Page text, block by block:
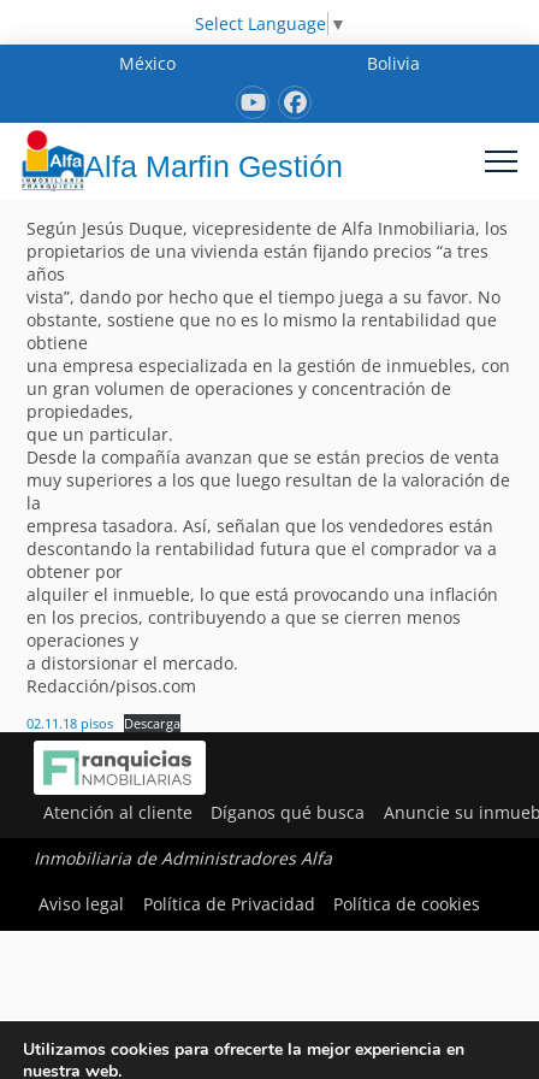
Select Language ▼
México
Bolivia
Alfa Marfin Gestión
Según Jesús Duque, vicepresidente de Alfa Inmobiliaria, los
propietarios de una vivienda están fijando precios “a tres
años
vista”, dando por hecho que el tiempo juega a su favor. No
obstante, sostiene que no es lo mismo la rentabilidad que
obtiene
una empresa especializada en la gestión de inmuebles, con
un gran volumen de operaciones y concentración de
propiedades,
que un particular.
Desde la compañía avanzan que se están precios de venta
muy superiores a los que luego resultan de la valoración de
la
empresa tasadora. Así, señalan que los vendedores están
descontando la rentabilidad futura que el comprador va a
obtener por
alquiler el inmueble, lo que está provocando una inflación
en los precios, contribuyendo a que se cierren menos
operaciones y
a distorsionar el mercado.
Redacción/pisos.com
02.11.18 pisos Descarga
Atención al cliente Díganos qué busca Anuncie su
Inmobiliaria de Administradores Alfa
Aviso legal
Política de Privacidad Política de cookies
Utilizamos cookies para ofrecerte la mejor experiencia en
nuestra web.